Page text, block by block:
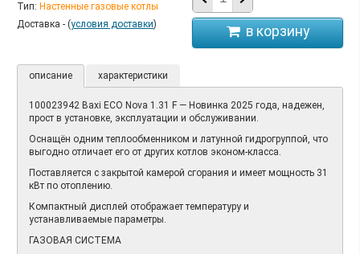
Тип: Настенные газовые котлы
Доставка - (условия доставки)
описание характеристики
100023942 Baxi ECO Nova 1.31 F — Новинка 2025 года, надежен,
прост в установке, эксплуатации и обслуживании.
Оснащён одним теплообменником и латунной гидрогруппой, что
выгодно отличает его от других котлов эконом-класса.
Поставляется с закрытой камерой сгорания и имеет мощность 31
кВт по отоплению.
Компактный дисплей отображает температуру и
устанавливаемые параметры.
ГАЗОВАЯ СИСТЕМА